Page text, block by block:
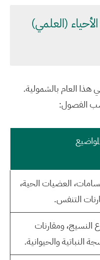
(العلمي)
هذا العام بالشمولية.
الفصول:
العضيات الحية،
التنفس.
النسيج، ومقارنات
النباتية والحيوانية.